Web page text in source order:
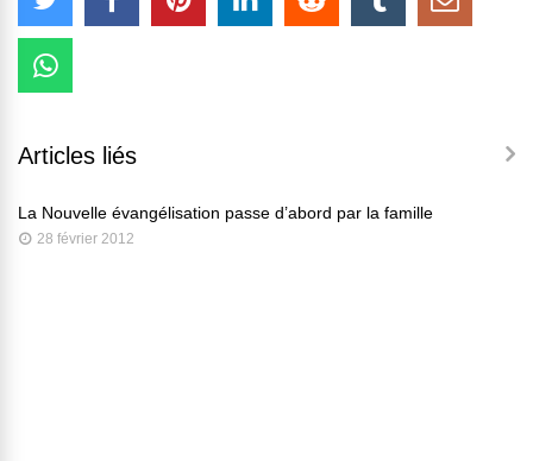
Articles liés
La Nouvelle évangélisation passe d’abord par la famille
28 février 2012